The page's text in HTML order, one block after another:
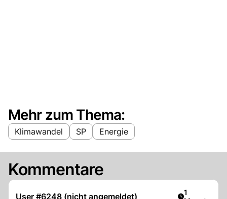
Mehr zum Thema:
Klimawandel SP Energie
Kommentare
User #6248 (nicht angemeldet) Artikel
1